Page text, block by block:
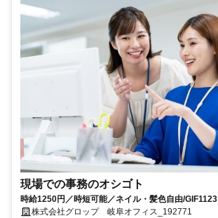
現場での事務のオシゴト
時給1250円／時短可能／ネイル・髪色自由/GIF1123
株式会社グロップ 岐阜オフィス_192771